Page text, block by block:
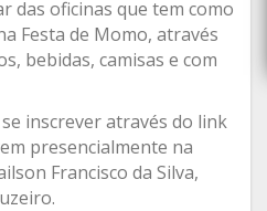
das oficinas que tem como
Festa de Momo, através
bebidas, camisas e com
inscrever através do link
presencialmente na
Francisco da Silva,